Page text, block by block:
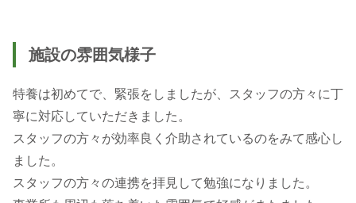
施設の雰囲気様子
特養は初めてで、緊張をしましたが、スタッフの方々に丁
寧に対応していただきました。
スタッフの方々が効率良く介助されているのをみて感心し
ました。
スタッフの方々の連携を拝見して勉強になりました。